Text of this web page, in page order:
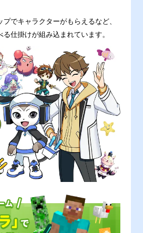
でキャラクターがもらえるなど、
仕掛けが組み込まれています。